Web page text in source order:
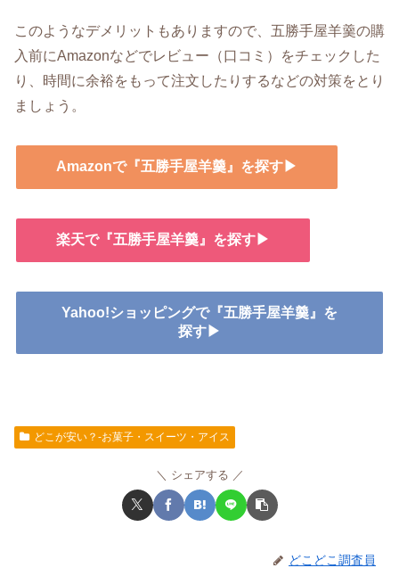
このようなデメリットもありますので、五勝手屋羊羹の購
入前にAmazonなどでレビュー（口コミ）をチェックした
り、時間に余裕をもって注文したりするなどの対策をとり
ましょう。
Amazonで『五勝手屋羊羹』を探す▶
楽天で『五勝手屋羊羹』を探す▶
Yahoo!ショッピングで『五勝手屋羊羹』を
探す▶
どこが安い？-お菓子・スイーツ・アイス
シェアする
どこどこ調査員